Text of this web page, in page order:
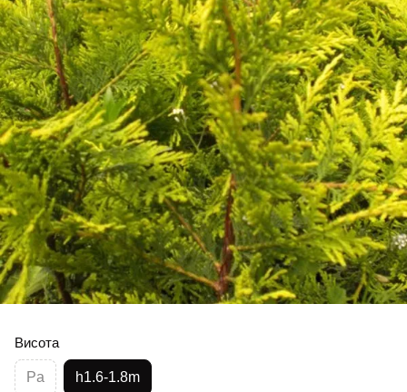
Висота
Pa h1.6-1.8m